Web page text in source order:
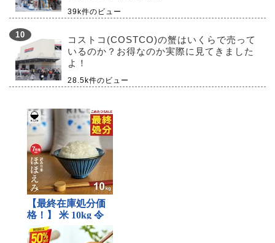
39k件のビュー
コストコ(COSTCO)の蟹はいくらで売って
いるのか？お得なのか実際に見てきました
よ！
28.5k件のビュー